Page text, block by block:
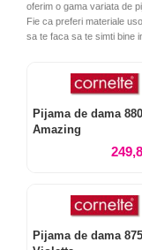
oferim o gama variata de
Fie ca preferi materiale
sa te faca sa te simti bine
Pijama de dama
Amazing
Pijama de dama